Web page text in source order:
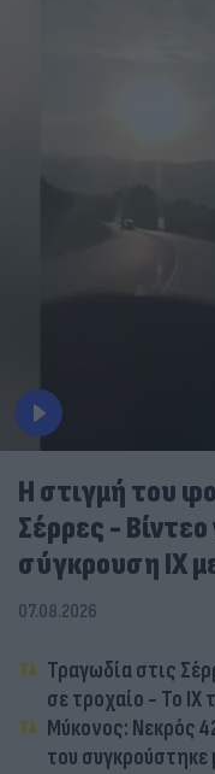
Η στιγμή του
Σέρρες -
σύγκρουση ΙΧ
07.08.2026
Τραγωδία στις
σε τροχαίο - Το
Μύκονος: Νεκρός
του